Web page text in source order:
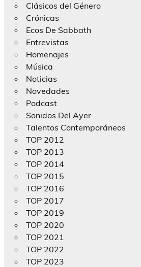
Clásicos del Género
Crónicas
Ecos De Sabbath
Entrevistas
Homenajes
Música
Noticias
Novedades
Podcast
Sonidos Del Ayer
Talentos Contemporáneos
TOP 2012
TOP 2013
TOP 2014
TOP 2015
TOP 2016
TOP 2017
TOP 2019
TOP 2020
TOP 2021
TOP 2022
TOP 2023